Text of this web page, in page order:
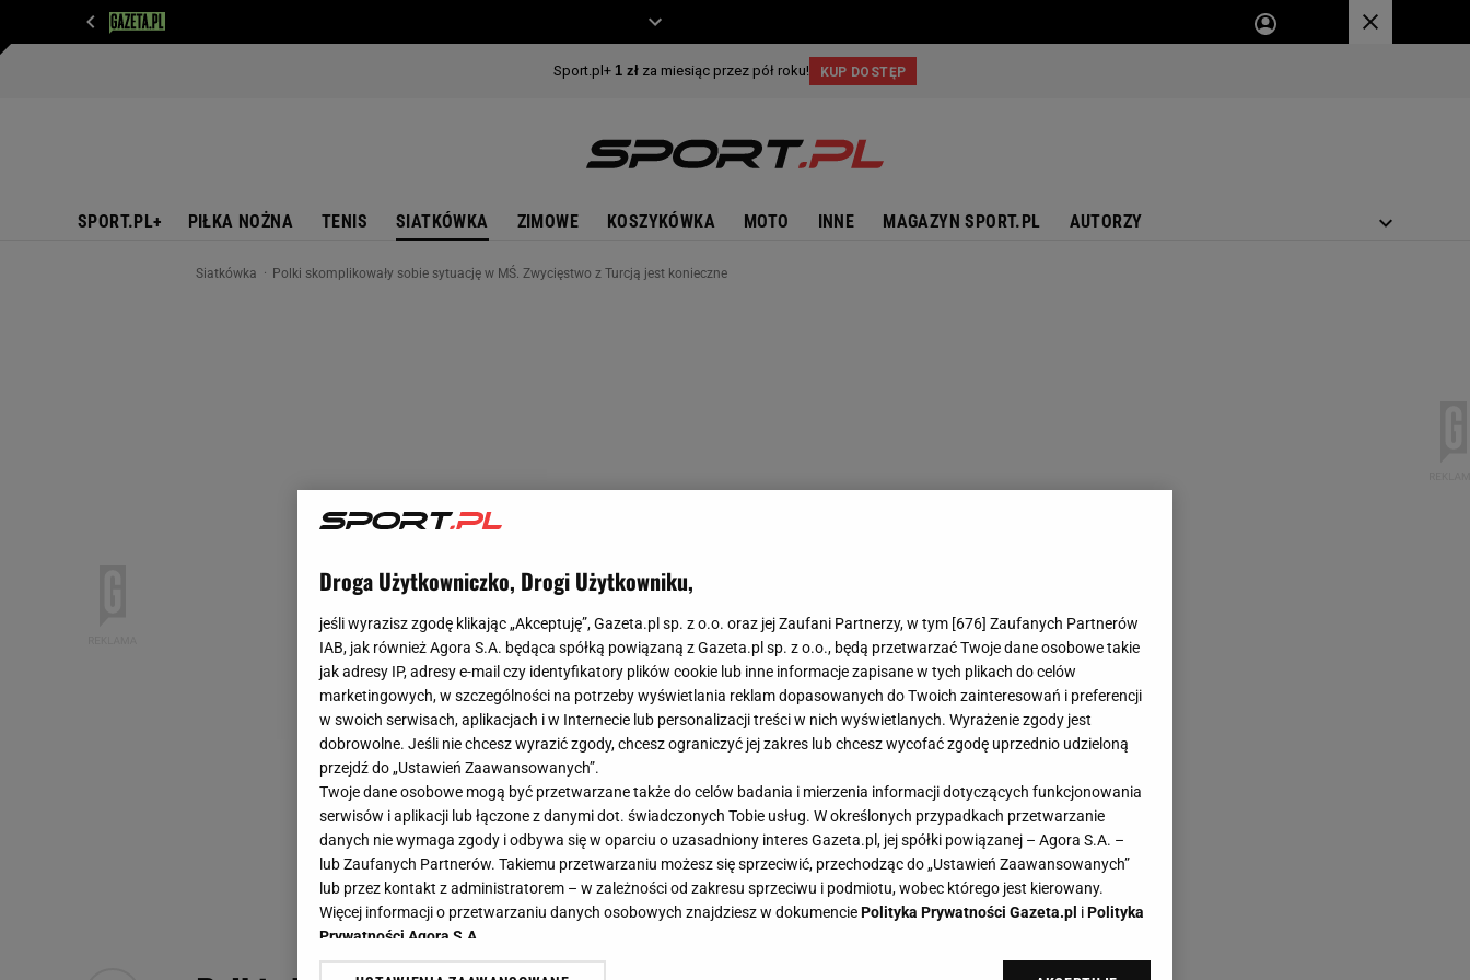
SPORT.PL+ PIŁKA NOŻNA TENIS SIATKÓWKA ZIMOWE KOSZYKÓWKA MOTO INNE MAGAZYN SPORT.PL AUTORZY
Siatkówka Polki skomplikowały sobie sytuację w MŚ. Zwycięstwo z Turcją jest konieczne
Droga Użytkowniczko, Drogi Użytkowniku,
jeśli wyrazisz zgodę klikając „Akceptuję”, Gazeta.pl sp. z o.o. oraz jej Zaufani Partnerzy, w tym [676] Zaufanych Partnerów
IAB, jak również Agora S.A. będąca spółką powiązaną z Gazeta.pl sp. z o.o., będą przetwarzać Twoje dane osobowe takie
jak adresy IP, adresy e-mail czy identyfikatory plików cookie lub inne informacje zapisane w tych plikach do celów
marketingowych, w szczególności na potrzeby wyświetlania reklam dopasowanych do Twoich zainteresowań i preferencji
w swoich serwisach, aplikacjach i w Internecie lub personalizacji treści w nich wyświetlanych. Wyrażenie zgody jest
dobrowolne. Jeśli nie chcesz wyrazić zgody, chcesz ograniczyć jej zakres lub chcesz wycofać zgodę uprzednio udzieloną
przejdź do „Ustawień Zaawansowanych”.
Twoje dane osobowe mogą być przetwarzane także do celów badania i mierzenia informacji dotyczących funkcjonowania
serwisów i aplikacji lub łączone z danymi dot. świadczonych Tobie usług. W określonych przypadkach przetwarzanie
danych nie wymaga zgody i odbywa się w oparciu o uzasadniony interes Gazeta.pl, jej spółki powiązanej – Agora S.A. –
lub Zaufanych Partnerów. Takiemu przetwarzaniu możesz się sprzeciwić, przechodząc do „Ustawień Zaawansowanych”
lub przez kontakt z administratorem – w zależności od zakresu sprzeciwu i podmiotu, wobec którego jest kierowany.
Więcej informacji o przetwarzaniu danych osobowych znajdziesz w dokumenciePolityka Prywatności Gazeta.pl iPolityka
Prywatności Agora S.A.